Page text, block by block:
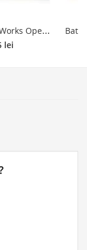
B
ath & Body Works Open Sky lumânare parfumată 411 g
lei